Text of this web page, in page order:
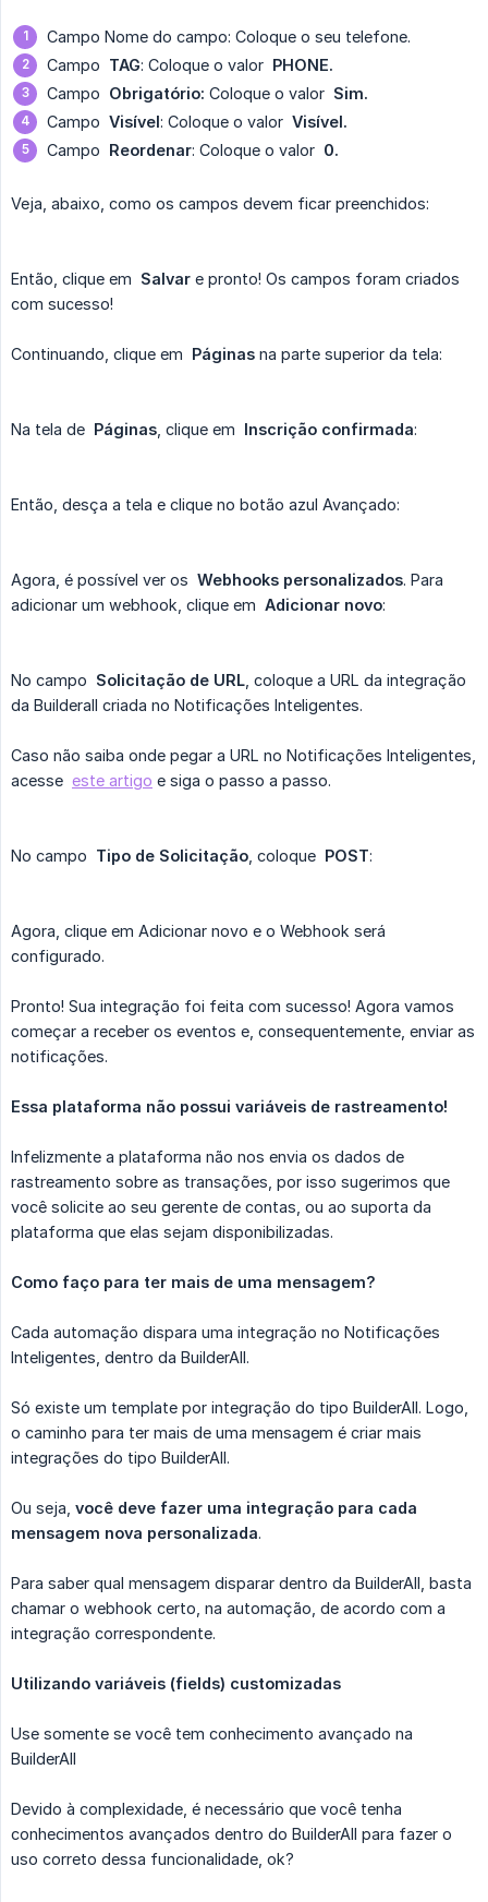
Campo Nome do campo: Coloque o seu telefone.
Campo TAG: Coloque o valor PHONE.
Campo Obrigatório: Coloque o valor Sim.
Campo Visível: Coloque o valor Visível.
Campo Reordenar: Coloque o valor 0.
Veja, abaixo, como os campos devem ficar preenchidos:
Então, clique em Salvar e pronto! Os campos foram criados
com sucesso!
Continuando, clique em Páginas na parte superior da tela:
Na tela de Páginas , clique em Inscrição confirmada:
Então, desça a tela e clique no botão azul Avançado:
Agora, é possível ver os Webhooks personalizados. Para
adicionar um webhook, clique em Adicionar novo:
No campo Solicitação de URL , coloque a URL da integração
da Builderall criada no Notificações Inteligentes.
Caso não saiba onde pegar a URL no Notificações Inteligentes,
acesse este artigo e siga o passo a passo.
No campo Tipo de Solicitação , coloque POST:
Agora, clique em Adicionar novo e o Webhook será
configurado.
Pronto! Sua integração foi feita com sucesso! Agora vamos
começar a receber os eventos e, consequentemente, enviar as
notificações.
Essa plataforma não possui variáveis de rastreamento!
Infelizmente a plataforma não nos envia os dados de
rastreamento sobre as transações, por isso sugerimos que
você solicite ao seu gerente de contas, ou ao suporta da
plataforma que elas sejam disponibilizadas.
Como faço para ter mais de uma mensagem?
Cada automação dispara uma integração no Notificações
Inteligentes, dentro da BuilderAll.
Só existe um template por integração do tipo BuilderAll. Logo,
o caminho para ter mais de uma mensagem é criar mais
integrações do tipo BuilderAll.
Ou seja, você deve fazer uma integração para cada
mensagem nova personalizada.
Para saber qual mensagem disparar dentro da BuilderAll, basta
chamar o webhook certo, na automação, de acordo com a
integração correspondente.
Utilizando variáveis (fields) customizadas
Use somente se você tem conhecimento avançado na
BuilderAll
Devido à complexidade, é necessário que você tenha
conhecimentos avançados dentro do BuilderAll para fazer o
uso correto dessa funcionalidade, ok?